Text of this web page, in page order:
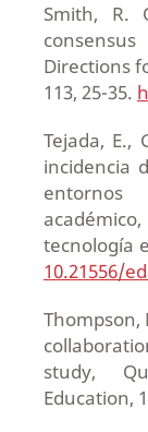
Smith, R.
Directions
113, 25-35.
Tejada, E.,
incidencia
tecnología
10.21556/
Thompson,
study,
Education,